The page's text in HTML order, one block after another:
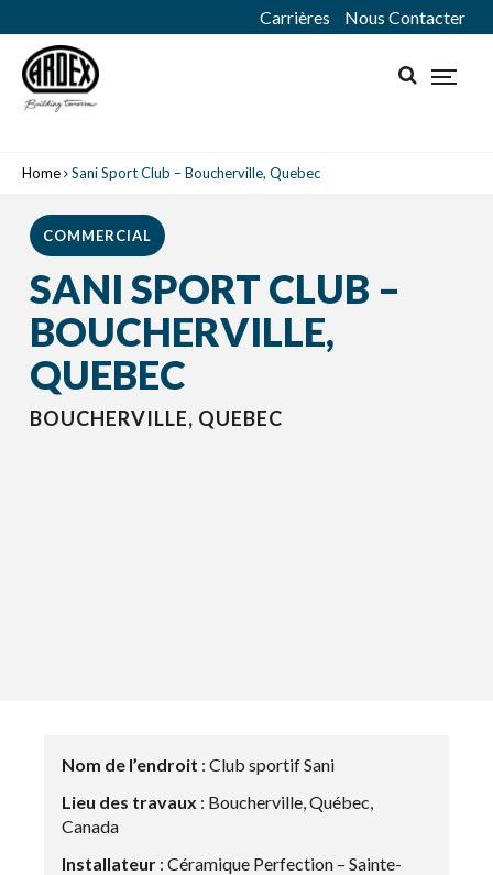
Carrières Nous Contacter
Home Sani Sport Club – Boucherville, Quebec
COMMERCIAL
SANI SPORT CLUB –
BOUCHERVILLE,
QUEBEC
BOUCHERVILLE, QUEBEC
Nom de l’endroit : Club sportif Sani
Lieu des travaux : Boucherville, Québec,
Canada
Installateur : Céramique Perfection – Sainte-